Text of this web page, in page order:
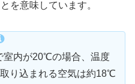
を意味しています。
内が20℃の場合、温度
り込まれる空気は約18℃